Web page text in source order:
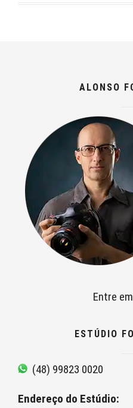
ALONSO
Entre
ESTÚDIO
(48) 99823 0020
Endereço do Estúdio: